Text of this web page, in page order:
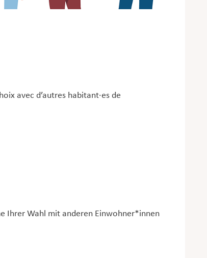
avec d’autres habitant·es de
Ihrer Wahl mit anderen Einwohner*innen